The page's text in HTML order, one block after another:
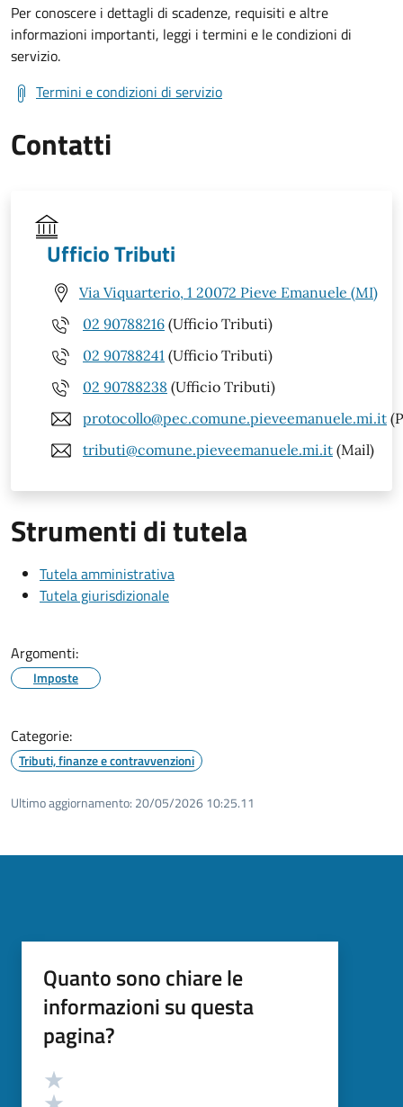
Per conoscere i dettagli di scadenze, requisiti e altre
informazioni importanti, leggi i termini e le condizioni di
servizio.
Termini e condizioni di servizio
Contatti
Ufficio Tributi
Via Viquarterio, 1 20072 Pieve Emanuele (MI)
02 90788216 (Ufficio Tributi)
02 90788241 (Ufficio Tributi)
02 90788238 (Ufficio Tributi)
protocollo@pec.comune.pieveemanuele.mi.it
tributi@comune.pieveemanuele.mi.it (Mail)
Strumenti di tutela
Tutela amministrativa
Tutela giurisdizionale
Argomenti:
Imposte
Categorie:
Tributi, finanze e contravvenzioni
Ultimo aggiornamento: 20/05/2026 10:25.11
Quanto sono chiare le
informazioni su questa
pagina?
Valutazione